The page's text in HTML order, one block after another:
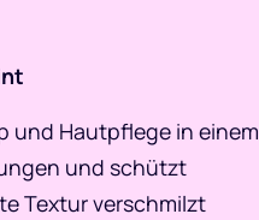
und Hautpflege in einem
und schützt
Textur verschmilzt